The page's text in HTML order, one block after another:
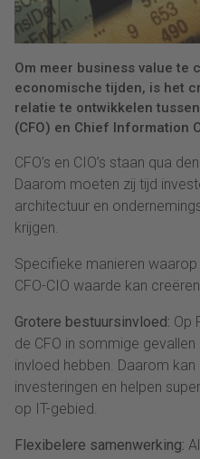
Om meer business value te
economische tijden, is het
relatie te ontwikkelen
(CFO) en Chief Information
CFO’s en CIO’s staan qua
Daarom moeten zij tijd
architectuur en
krijgen.
Specifieke manieren
CFO-CIO waarde kan
Grotere bestuursinvloed: Op
de CFO in sommige
invloed hebben. Daarom
investeringen en helpen
op IT-gebied.
Flexibelere samenwerking: